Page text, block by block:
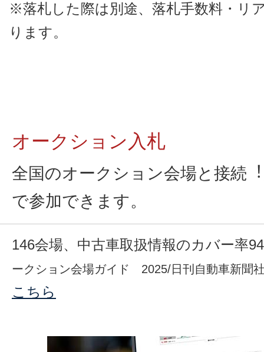
※落札した際は別途、落札手数料・リ
ります。
オークション入札
全国のオークション会場と接続
で参加できます。
146会場、中古車取扱情報のカバー率
ークション会場ガイド 2025/日刊自動車新
こちら